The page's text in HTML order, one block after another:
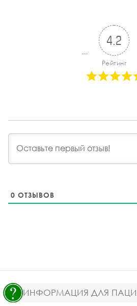
4.2
Рейтинг
0 ОТЗЫВОВ
ИНФОРМАЦИЯ ДЛЯ